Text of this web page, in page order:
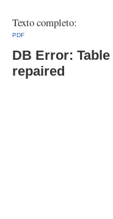
Texto completo:
PDF
DB Error:
repaired